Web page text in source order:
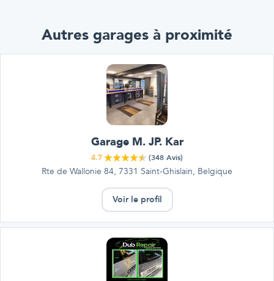
Autres garages à proximité
Garage M. JP. Kar
4.7 (348 Avis)
Rte de Wallonie 84, 7331 Saint-Ghislain, Belgique
Voir le profil